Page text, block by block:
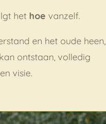
het hoe vanzelf.
en het oude heen,
ontstaan, volledig
visie.